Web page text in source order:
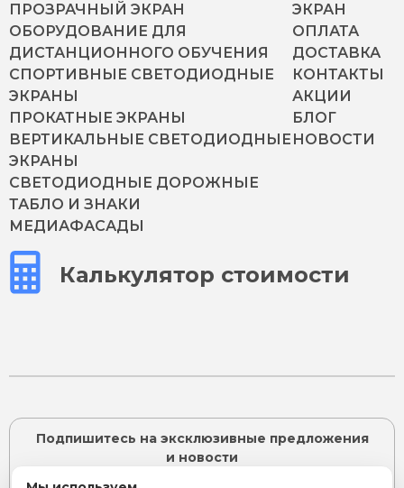
ПРОЗРАЧНЫЙ ЭКРАН
ОБОРУДОВАНИЕ ДЛЯ
ДИСТАНЦИОННОГО ОБУЧЕНИЯ
СПОРТИВНЫЕ СВЕТОДИОДНЫЕ
ЭКРАНЫ
ПРОКАТНЫЕ ЭКРАНЫ
ВЕРТИКАЛЬНЫЕ СВЕТОДИОДНЫЕ
ЭКРАНЫ
СВЕТОДИОДНЫЕ ДОРОЖНЫЕ
ТАБЛО И ЗНАКИ
МЕДИАФАСАДЫ
ЭКРАН
ОПЛАТА
ДОСТАВКА
КОНТАКТЫ
АКЦИИ
БЛОГ
НОВОСТИ
Калькулятор стоимости
Подпишитесь на эксклюзивные предложения
и новости